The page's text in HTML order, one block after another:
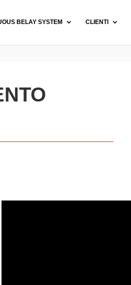
BELAY SYSTEM CLIENTI